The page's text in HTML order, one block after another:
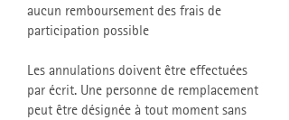
aucun remboursement des frais de
participation possible
Les annulations doivent être effectuées
par écrit. Une personne de remplacement
peut être désignée à tout moment sans